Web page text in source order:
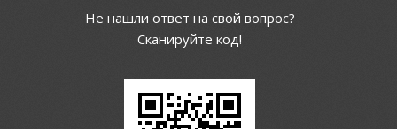
Не нашли ответ на свой вопрос?
Сканируйте код!